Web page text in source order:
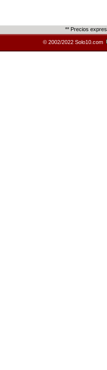
** Precios
© 2002/2022 Solo10.com